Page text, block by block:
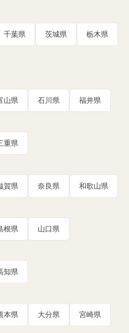
千葉県 茨城県 栃木県
山県 石川県 福井県
重県
賀県 奈良県 和歌山県
根県 山口県
知県
本県 大分県 宮崎県